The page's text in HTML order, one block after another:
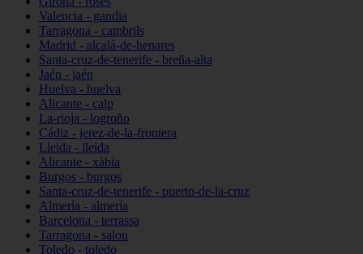
Valencia - gandia
Tarragona - cambrils
Madrid - alcalá-de-henares
Santa-cruz-de-tenerife - breña-alta
Jaén - jaén
Huelva - huelva
Alicante - calp
La-rioja - logroño
Cádiz - jerez-de-la-frontera
Lleida - lleida
Alicante - xàbia
Burgos - burgos
Santa-cruz-de-tenerife - puerto-de-la-cruz
Almería - almería
Barcelona - terrassa
Tarragona - salou
Toledo - toledo